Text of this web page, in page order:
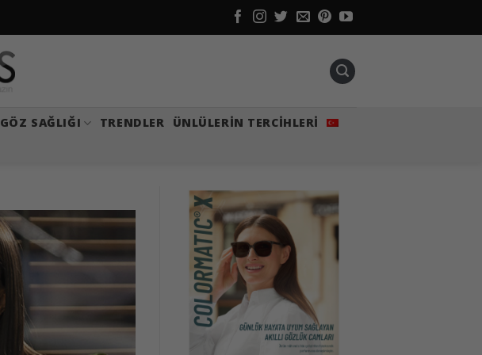
GÖZ SAĞLIĞI TRENDLER ÜNLÜLERIN TERCIHLERI